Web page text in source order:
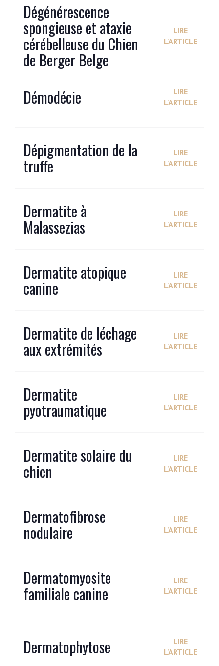
Dégénérescence
spongieuse et ataxie
cérébelleuse du Chien
de Berger Belge
LIRE
L'ARTICLE
Démodécie
LIRE
L'ARTICLE
Dépigmentation de la
truffe
LIRE
L'ARTICLE
Dermatite à
Malassezias
LIRE
L'ARTICLE
Dermatite atopique
canine
LIRE
L'ARTICLE
Dermatite de léchage
aux extrémités
LIRE
L'ARTICLE
Dermatite
pyotraumatique
LIRE
L'ARTICLE
Dermatite solaire du
chien
LIRE
L'ARTICLE
Dermatofibrose
nodulaire
LIRE
L'ARTICLE
Dermatomyosite
familiale canine
LIRE
L'ARTICLE
Dermatophytose
LIRE
L'ARTICLE